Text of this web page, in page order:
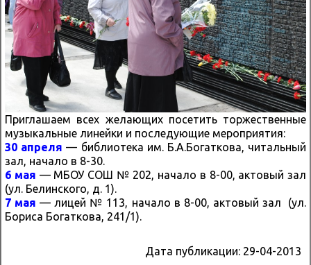
Приглашаем всех желающих посетить торжественные
музыкальные линейки и последующие мероприятия:
30 апреля — библиотека им. Б.А.Богаткова, читальный
зал, начало в 8-30.
6 мая — МБОУ СОШ № 202, начало в 8-00, актовый зал
(ул. Белинского, д. 1).
7 мая — лицей № 113, начало в 8-00, актовый зал (ул.
Бориса Богаткова, 241/1).
Дата публикации: 29-04-2013